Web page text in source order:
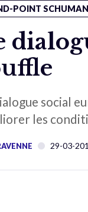
POINT SCHUMAN
social
les
29-03-